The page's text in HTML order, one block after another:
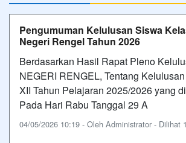
Pengumuman Kelulusan Siswa
Negeri Rengel Tahun 2026
Berdasarkan Hasil Rapat Pleno
NEGERI RENGEL, Tentang
XII Tahun Pelajaran 2025/2026 yang
Pada Hari Rabu Tanggal 29 A
04/05/2026 10:19 - Oleh Administrator - Dilihat